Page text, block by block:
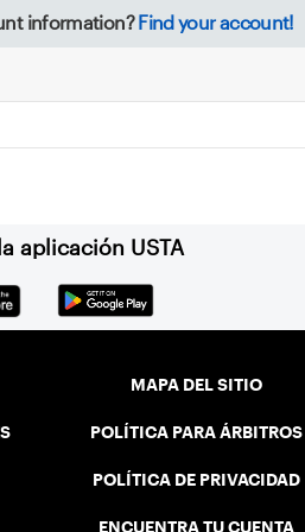
information? Find your account!
aplicación USTA
MAPA DEL SITIO
POLÍTICA PARA ÁRBITROS
POLÍTICA DE PRIVACIDAD
ENCUENTRA TU CUENTA